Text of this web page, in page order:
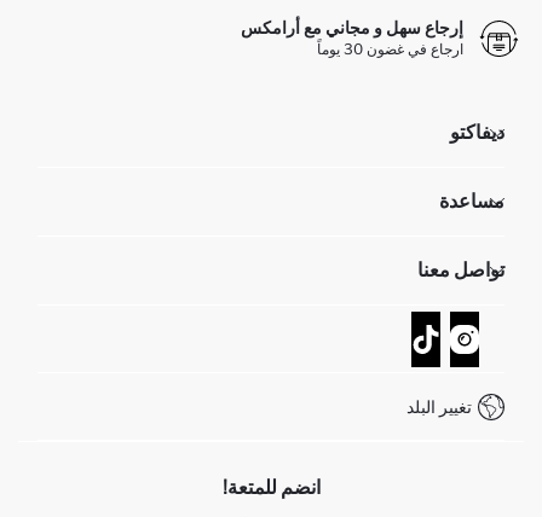
إرجاع سهل و مجاني مع أرامكس
ارجاع في غضون 30 يوماً
ديفاكتو
تعرف علينا
GIFT CLUB
مساعدة
عمليات الارجاع و الاستبدال السهلة
تتبع الشحنة
كيف يمكنك التسوق في ديفاكتو ؟
كيف تدفع في ديفاكتو؟
شروط المنافسة
تواصل معنا
نموذج الاتصال
خدمة العملاء
Call Center 19782
تغيير البلد
انضم للمتعة!